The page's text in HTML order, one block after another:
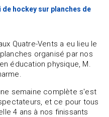
de hockey sur planches de
Quatre-Vents a eu lieu le
organisé par nos
éducation physique, M.
semaine complète s'est
et ce pour tous
4 ans à nos finissants